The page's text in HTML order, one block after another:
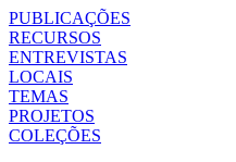
PUBLICAÇÕES
RECURSOS
ENTREVISTAS
LOCAIS
TEMAS
PROJETOS
COLEÇÕES